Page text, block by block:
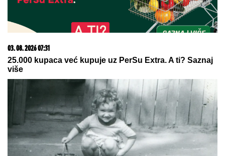
07. 08. 2026 08:05
Da li je iko iznenađen? Argentina podržala Infantina
05. 08. 2026 15:45
Сазнања „Политике”: Ко је поставио замку
Митрополиту Методију у Горњем Заостру